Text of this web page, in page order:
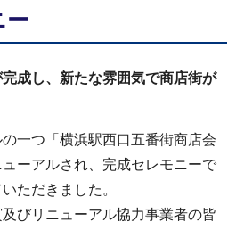
ー
成し、新たな雰囲気で商店街が
一つ「横浜駅西口五番街商店会
ューアルされ、完成セレモニーで
ただきました。
びリニューアル協力事業者の皆